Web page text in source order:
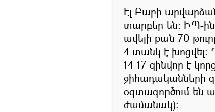
Էլ Բաբի
տարբեր են։ ԻՊ-
ավելի քան 70
4 տանկ է
14-17 զինվոր է
ջիհադականների
օգտագործում են
ժամանակ)։